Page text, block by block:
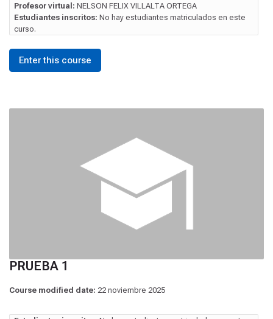
Profesor virtual: NELSON FELIX VILLALTA ORTEGA
Estudiantes inscritos: No hay estudiantes matriculados en este
curso.
Enter this course
PRUEBA 1
Course modified date: 22 noviembre 2025